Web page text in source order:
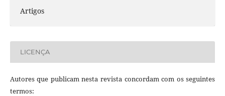
Artigos
LICENÇA
Autores que publicam nesta revista concordam com os seguintes
termos: